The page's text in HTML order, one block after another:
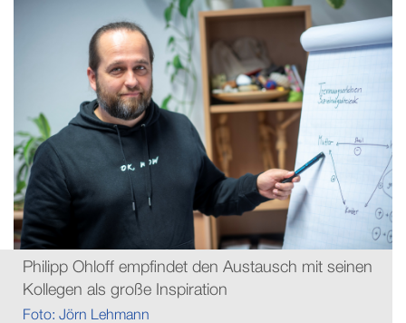
Philipp Ohloff empfindet den Austausch mit seinen
Kollegen als große Inspiration
Foto: Jörn Lehmann